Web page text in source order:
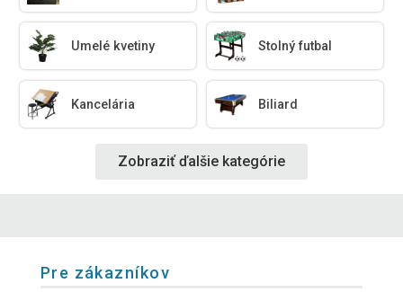
Umelé kvetiny Stolný futbal
Kancelária Biliard
Zobraziť ďalšie kategórie
Pre zákazníkov